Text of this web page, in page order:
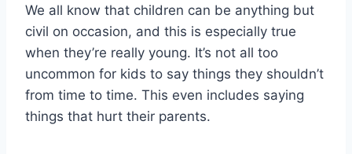
We all know that children can be anything but
civil on occasion, and this is especially true
when they’re really young. It’s not all too
uncommon for kids to say things they shouldn’t
from time to time. This even includes saying
things that hurt their parents.